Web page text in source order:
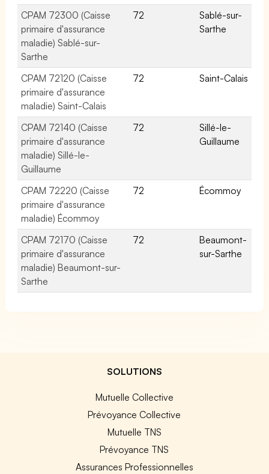
CPAM 72300 (Caisse
primaire d'assurance
maladie) Sablé-sur-
Sarthe
72
Sablé-sur-
Sarthe
CPAM 72120 (Caisse
primaire d'assurance
maladie) Saint-Calais
72 Saint-Calais
CPAM 72140 (Caisse
primaire d'assurance
maladie) Sillé-le-
Guillaume
72
Sillé-le-
Guillaume
CPAM 72220 (Caisse
primaire d'assurance
maladie) Écommoy
72 Écommoy
CPAM 72170 (Caisse
primaire d'assurance
maladie) Beaumont-sur-
Sarthe
72
Beaumont-
sur-Sarthe
SOLUTIONS
Mutuelle Collective
Prévoyance Collective
Mutuelle TNS
Prévoyance TNS
Assurances Professionnelles